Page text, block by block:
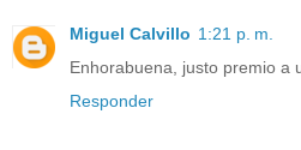
Miguel Calvillo 1:21 p. m.
Enhorabuena, justo premio a
Responder